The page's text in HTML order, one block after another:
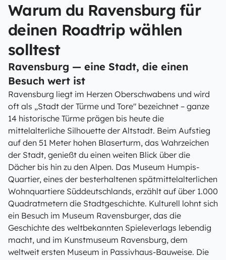
Warum du Ravensburg für
deinen Roadtrip wählen
solltest
Ravensburg — eine Stadt, die einen
Besuch wert ist
Ravensburg liegt im Herzen Oberschwabens und wird
oft als „Stadt der Türme und Tore" bezeichnet – ganze
14 historische Türme prägen bis heute die
mittelalterliche Silhouette der Altstadt. Beim Aufstieg
auf den 51 Meter hohen Blaserturm, das Wahrzeichen
der Stadt, genießt du einen weiten Blick über die
Dächer bis hin zu den Alpen. Das Museum Humpis-
Quartier, eines der besterhaltenen spätmittelalterlichen
Wohnquartiere Süddeutschlands, erzählt auf über 1.000
Quadratmetern die Stadtgeschichte. Kulturell lohnt sich
ein Besuch im Museum Ravensburger, das die
Geschichte des weltbekannten Spieleverlags lebendig
macht, und im Kunstmuseum Ravensburg, dem
weltweit ersten Museum in Passivhaus-Bauweise. Die